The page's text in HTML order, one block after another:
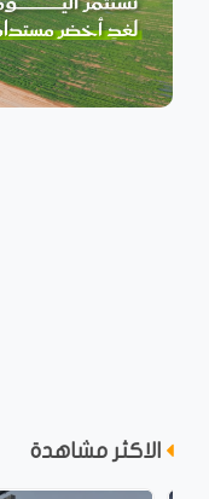
الاكثر مشاهدة